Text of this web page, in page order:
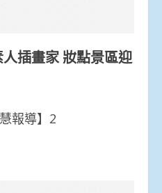
插畫家 妝點景區迎
報導】2